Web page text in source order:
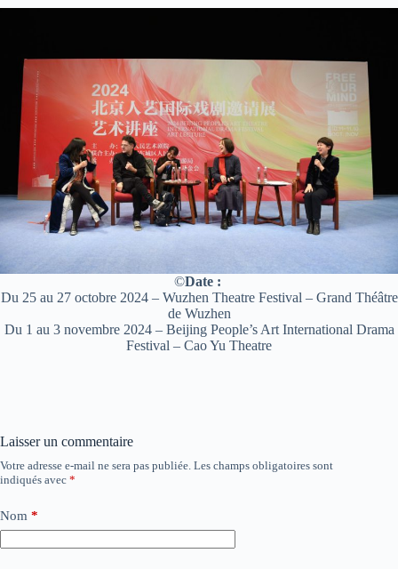
©Date :
Du 25 au 27 octobre 2024 – Wuzhen Theatre Festival – Grand Théâtre
de Wuzhen
Du 1 au 3 novembre 2024 – Beijing People’s Art International Drama
Festival – Cao Yu Theatre
Laisser un commentaire
Votre adresse e-mail ne sera pas publiée. Les champs obligatoires sont
indiqués avec *
Nom *